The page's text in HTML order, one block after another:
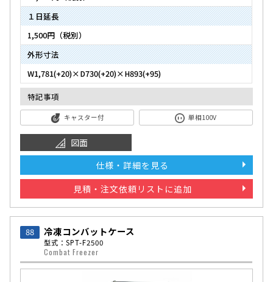
１日延長
1,500円（税別）
外形寸法
W1,781(+20)×D730(+20)×H893(+95)
特記事項
キャスター付 単相100V
図面
仕様・詳細を見る
見積・注文依頼リストに追加
88 冷凍コンバットケース
型式：SPT-F2500
Combat Freezer